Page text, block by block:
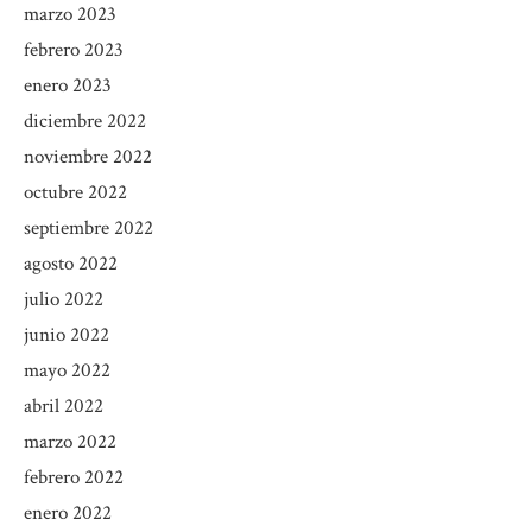
marzo 2023
febrero 2023
enero 2023
diciembre 2022
noviembre 2022
octubre 2022
septiembre 2022
agosto 2022
julio 2022
junio 2022
mayo 2022
abril 2022
marzo 2022
febrero 2022
enero 2022